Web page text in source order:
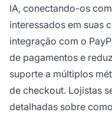
IA, conectando-os
interessados em suas
integração com o
de pagamentos e
suporte a múltiplos
de checkout. Lojistas
detalhadas sobre